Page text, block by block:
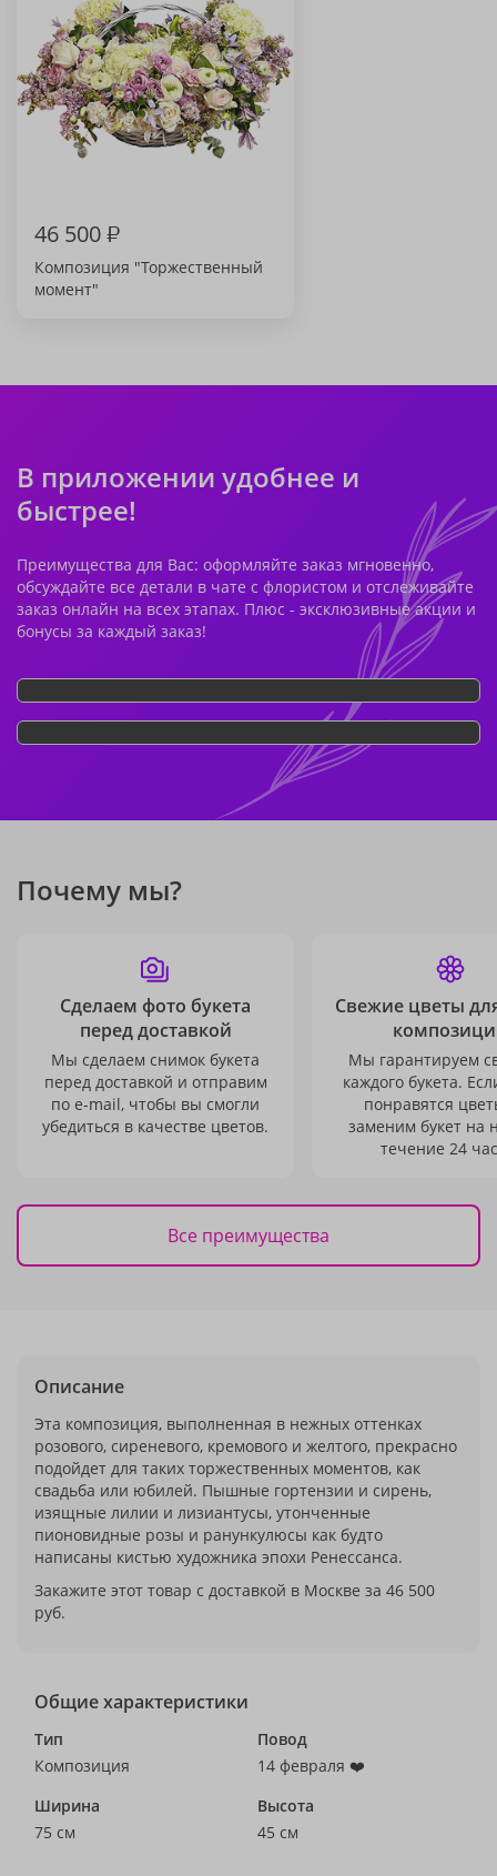
46 500₽
Композиция "Торжественный
момент"
В приложении удобнее и
быстрее!
Преимущества для Вас: оформляйте заказ мгновенно,
обсуждайте все детали в чате с флористом и отслеживайте
заказ онлайн на всех этапах. Плюс - эксклюзивные акции и
бонусы за каждый заказ!
Почему мы?
Сделаем фото букета
перед доставкой
Мы сделаем снимок букета
перед доставкой и отправим
по e-mail, чтобы вы смогли
убедиться в качестве цветов.
Свежие цветы
Мы гарантируем
каждого букета.
понравятся
заменим букет на
течение 24
Все преимущества
Описание
Эта композиция, выполненная в нежных оттенках
розового, сиреневого, кремового и желтого, прекрасно
подойдет для таких торжественных моментов, как
свадьба или юбилей. Пышные гортензии и сирень,
изящные лилии и лизиантусы, утонченные
пионовидные розы и ранункулюсы как будто
написаны кистью художника эпохи Ренессанса.
Закажите этот товар с доставкой в Москве за 46 500
руб.
Общие характеристики
Тип
Композиция
Повод
14 февраля ❤️
Ширина
75 см
Высота
45 см